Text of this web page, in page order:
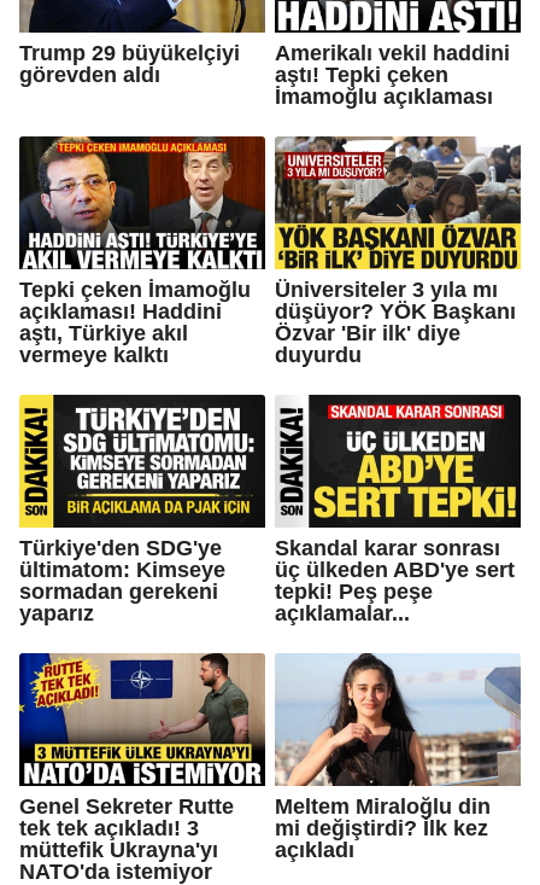
Trump 29 büyükelçiyi
görevden aldı
Amerikalı vekil haddini
aştı! Tepki çeken
İmamoğlu açıklaması
Tepki çeken İmamoğlu
açıklaması! Haddini
aştı, Türkiye akıl
vermeye kalktı
Üniversiteler 3 yıla mı
düşüyor? YÖK Başkanı
Özvar 'Bir ilk' diye
duyurdu
Türkiye'den SDG'ye
ültimatom: Kimseye
sormadan gerekeni
yaparız
Skandal karar sonrası
üç ülkeden ABD'ye sert
tepki! Peş peşe
açıklamalar...
Genel Sekreter Rutte
tek tek açıkladı! 3
müttefik Ukrayna'yı
NATO'da istemiyor
Meltem Miraloğlu din
mi değiştirdi? İlk kez
açıkladı